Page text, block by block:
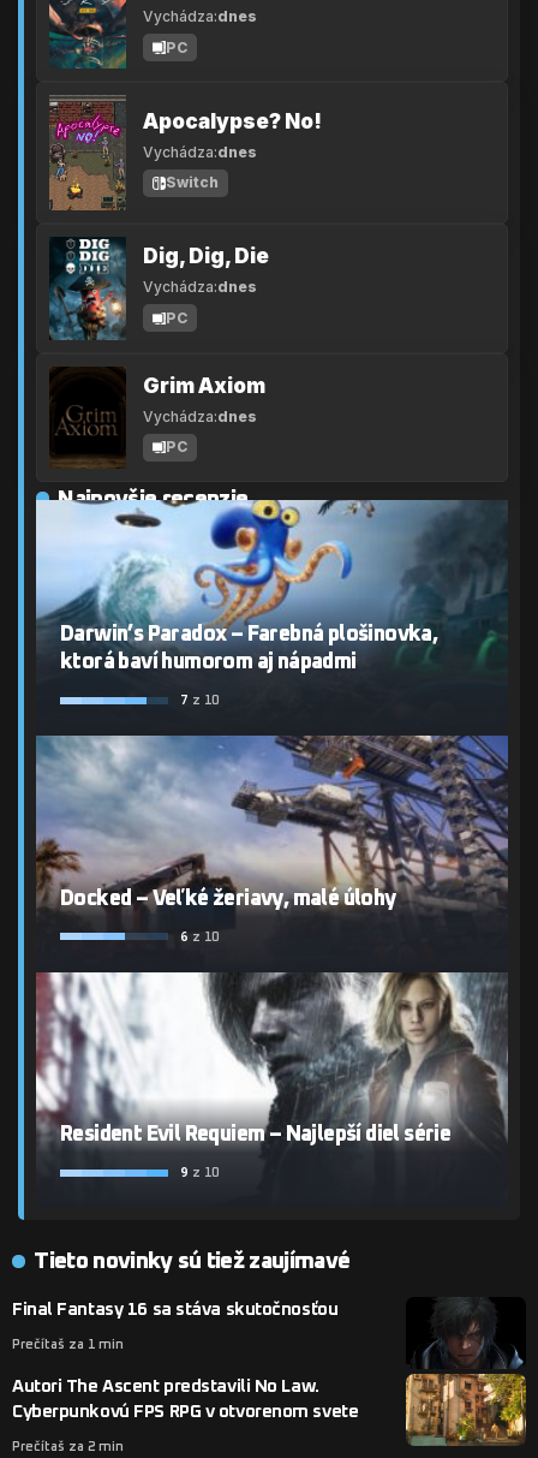
Vychádza:dnes
PC
Apocalypse? No!
Vychádza:dnes
Switch
Dig, Dig, Die
Vychádza:dnes
PC
Grim Axiom
Vychádza:dnes
PC
Najnovšie recenzie
Darwin’s Paradox – Farebná plošinovka,
ktorá baví humorom aj nápadmi
7 z 10
Docked – Veľké žeriavy, malé úlohy
6 z 10
Resident Evil Requiem – Najlepší diel série
9 z 10
Tieto novinky sú tiež zaujímavé
Final Fantasy 16 sa stáva skutočnosťou
Prečítaš za 1 min
Autori The Ascent predstavili No Law.
Cyberpunkovú FPS RPG v otvorenom svete
Prečítaš za 2 min